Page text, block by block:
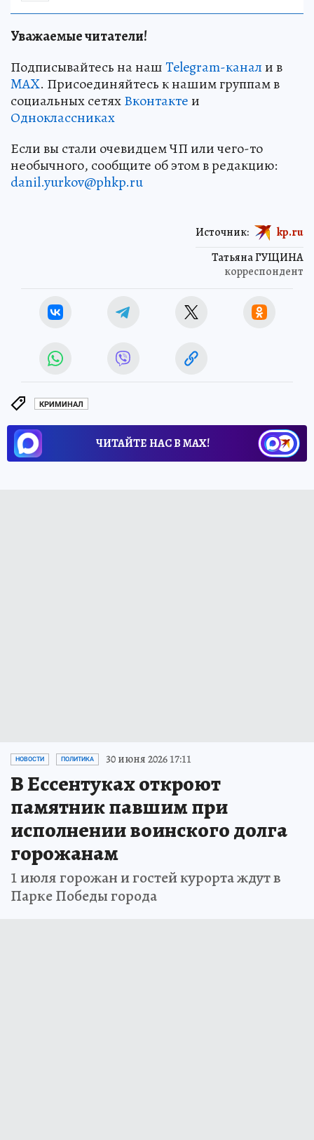
Уважаемые читатели!
Подписывайтесь на нашTelegram-канали в
MAX. Присоединяйтесь к нашим группам в
социальных сетяхВконтактеи
Одноклассниках
Если вы стали очевидцем ЧП или чего-то
необычного, сообщите об этом в редакцию:
danil.yurkov@phkp.ru
Татьяна ГУЩИНА
корреспондент
Источник: kp.ru
КРИМИНАЛ
ЧИТАЙТЕ НАС В МАХ!
НОВОСТИ ПОЛИТИКА 30 июня 2026 17:11
В Ессентуках откроют
памятник павшим при
исполнении воинского долга
горожанам
1 июля горожан и гостей курорта ждут в
Парке Победы города